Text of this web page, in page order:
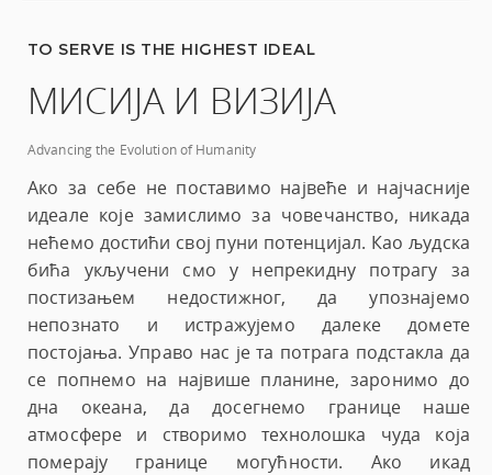
TO SERVE IS THE HIGHEST IDEAL
МИСИЈА И ВИЗИЈА
Advancing the Evolution of Humanity
Ако за себе не поставимо највеће и најчасније
идеале које замислимо за човечанство, никада
нећемо достићи свој пуни потенцијал. Као људска
бића укључени смо у непрекидну потрагу за
постизањем недостижног, да упознајемо
непознато и истражујемо далеке домете
постојања. Управо нас је та потрага подстакла да
се попнемо на највише планине, заронимо до
дна океана, да досегнемо границе наше
атмосфере и створимо технолошка чуда која
померају границе могућности. Ако икад